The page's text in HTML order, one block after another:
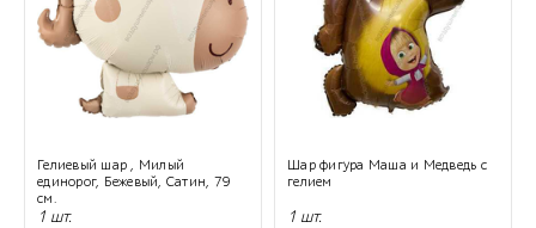
Гелиевый шар , Милый
единорог, Бежевый, Сатин, 79
см.
1 шт.
Шар фигура Маша и Медведь с
гелием
1 шт.